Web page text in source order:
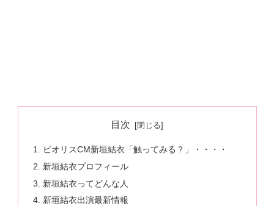
目次
ビオリスCM新垣結衣「触ってみる？」・・・・
新垣結衣プロフィール
新垣結衣ってどんな人
新垣結衣出演最新情報